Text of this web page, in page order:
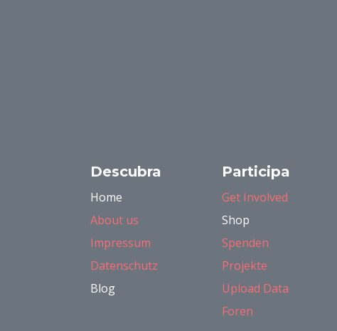
Participa
Get Involved
Shop
Spenden
Projekte
Upload Data
Foren
Descubra
Home
About us
Impressum
Datenschutz
Blog